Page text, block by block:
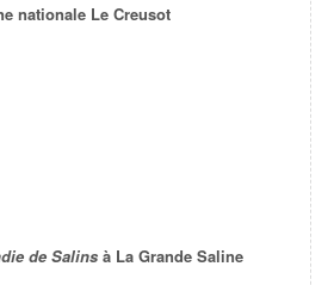
nationale Le Creusot
de Salins à La Grande Saline